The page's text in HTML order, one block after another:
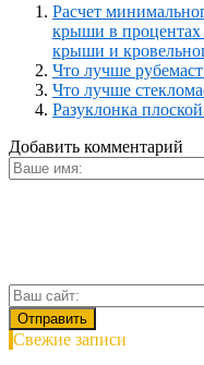
Расчет
крыши в процентах
крыши и
Что лучше
Что лучше
Разуклонка
Добавить комментарий
Свежие записи